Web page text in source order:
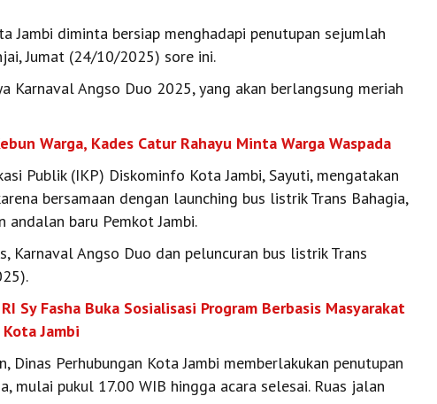
Jambi diminta bersiap menghadapi penutupan sejumlah
Jumat (24/10/2025) sore ini.
Karnaval Angso Duo 2025, yang akan berlangsung meriah
Warga, Kades Catur Rahayu Minta Warga Waspada
Publik (IKP) Diskominfo Kota Jambi, Sayuti, mengatakan
bersamaan dengan launching bus listrik Trans Bahagia,
baru Pemkot Jambi.
Karnaval Angso Duo dan peluncuran bus listrik Trans
Sy Fasha Buka Sosialisasi Program Berbasis Masyarakat
Jambi
Dinas Perhubungan Kota Jambi memberlakukan penutupan
mulai pukul 17.00 WIB hingga acara selesai. Ruas jalan